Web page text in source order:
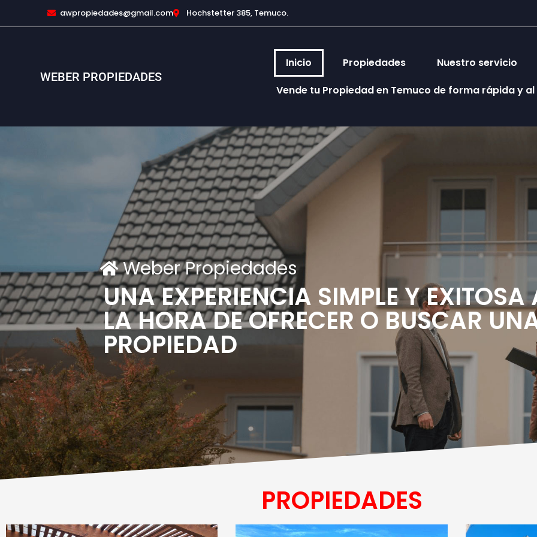
awpropiedades@gmail.com Hochstetter 385, Temuco.
WEBER PROPIEDADES
Inicio Propiedades
Nuestro servicio
Vende tu Propiedad en Temuco de forma rápida y
Weber Propiedades
UNA EXPERIENCIA SIMPLE Y EXITOSA
LA HORA DE OFRECER O BUSCAR
PROPIEDAD
PROPIEDADES